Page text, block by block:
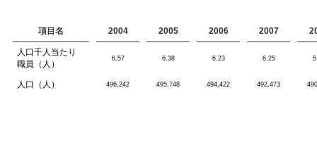
項目名 2004 2005 2006 2007
人口千人当たり
職員（人）
6.57 6.38 6.23 6.25
人口（人） 496,242 495,748 494,422 492,473